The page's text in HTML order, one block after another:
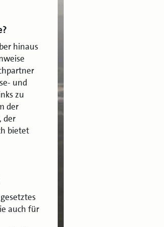
hinaus
und
zu
der
der
bietet
auch für